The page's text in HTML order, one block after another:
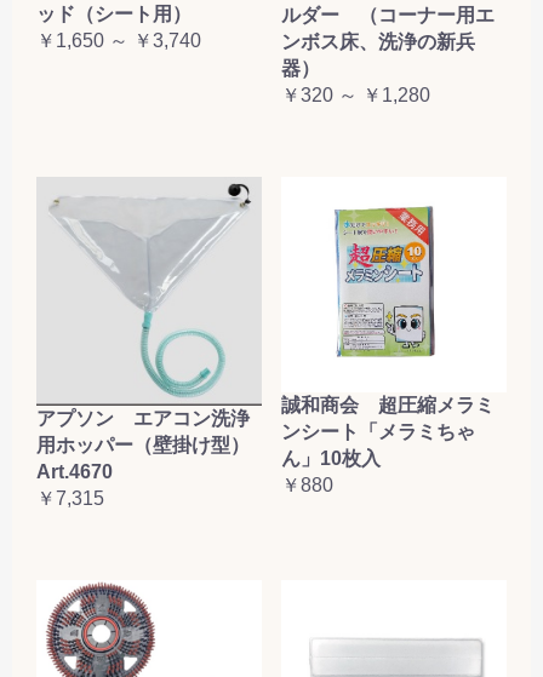
ッド（シート用）
￥1,650 ～ ￥3,740
ルダー （コーナー用エ
ンボス床、洗浄の新兵
器）
￥320 ～ ￥1,280
アプソン エアコン洗浄
用ホッパー（壁掛け型）
Art.4670
￥7,315
誠和商会 超圧縮メラミ
ンシート「メラミちゃ
ん」10枚入
￥880